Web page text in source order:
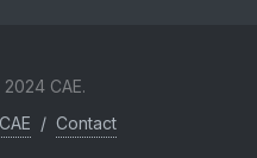
CAE.
/ Contact